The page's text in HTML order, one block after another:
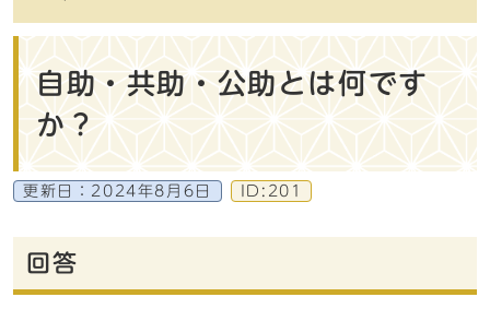
自助・共助・公助とは何です
か？
更新日： 2024年8月6日 ID:201
回答